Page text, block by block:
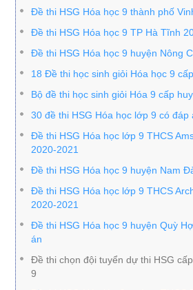
Đề thi HSG Hóa học 9 thành phố
Đề thi HSG Hóa học 9 TP Hà Tĩnh
Đề thi HSG Hóa học 9 huyện Nông
18 Đề thi học sinh giỏi Hóa học 9
Bộ đề thi học sinh giỏi Hóa 9 cấp
30 đề thi HSG Hóa học lớp 9 có đáp
Đề thi HSG Hóa học lớp 9 THCS
2020-2021
Đề thi HSG Hóa học 9 huyện Nam
Đề thi HSG Hóa học lớp 9 THCS
2020-2021
Đề thi HSG Hóa học 9 huyện Quỳ
án
Đề thi chọn đội tuyển dự thi HSG
9